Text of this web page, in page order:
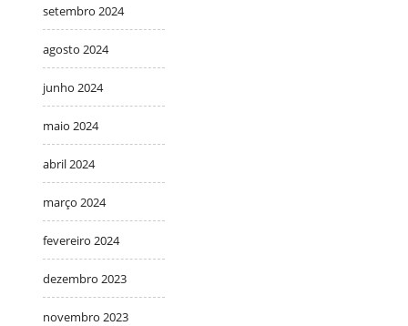
setembro 2024
agosto 2024
junho 2024
maio 2024
abril 2024
março 2024
fevereiro 2024
dezembro 2023
novembro 2023